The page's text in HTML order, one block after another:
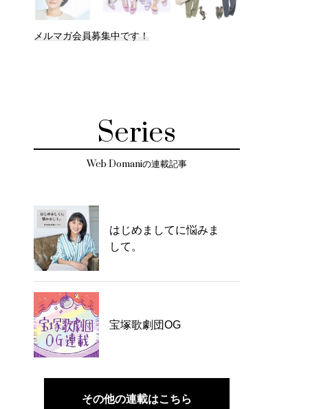
メルマガ会員募集中です！
Series
Web Domaniの連載記事
はじめましてに悩みま
して。
宝塚歌劇団OG
その他の連載はこちら